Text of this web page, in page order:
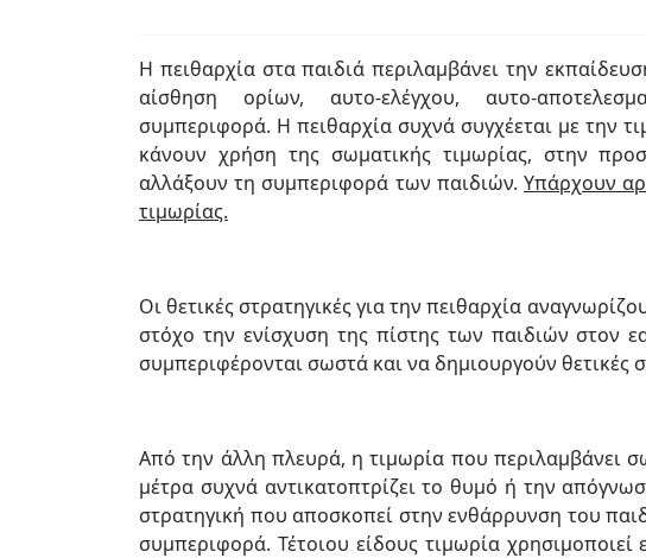
Η πειθαρχία στα παιδιά περιλαμβάνει την
αίσθηση ορίων, αυτο-ελέγχου, αυτο-
συμπεριφορά. Η πειθαρχία συχνά συγχέεται με την
κάνουν χρήση της σωματικής τιμωρίας, στην
αλλάξουν τη συμπεριφορά των παιδιών. Υπάρχουν
τιμωρίας.
Οι θετικές στρατηγικές για την πειθαρχία
στόχο την ενίσχυση της πίστης των παιδιών στον
συμπεριφέρονται σωστά και να δημιουργούν θετικές
Από την άλλη πλευρά, η τιμωρία που περιλαμβάνει
μέτρα συχνά αντικατοπτρίζει το θυμό ή την
στρατηγική που αποσκοπεί στην ενθάρρυνση του
συμπεριφορά. Τέτοιου είδους τιμωρία χρησιμοποιεί